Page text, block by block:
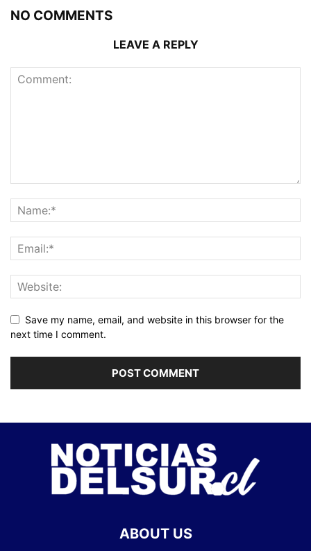
NO COMMENTS
LEAVE A REPLY
Save my name, email, and website in this browser for the
next time I comment.
ABOUT US